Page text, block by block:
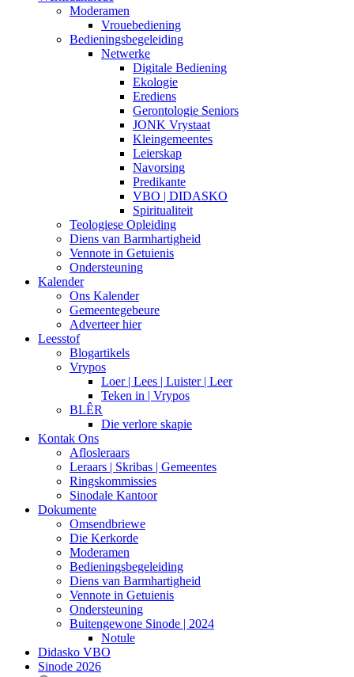
Moderamen
Vrouebediening
Bedieningsbegeleiding
Netwerke
Digitale Bediening
Ekologie
Erediens
Gerontologie Seniors
JONK Vrystaat
Kleingemeentes
Leierskap
Navorsing
Predikante
VBO | DIDASKO
Spiritualiteit
Teologiese Opleiding
Diens van Barmhartigheid
Vennote in Getuienis
Ondersteuning
Kalender
Ons Kalender
Gemeentegebeure
Adverteer hier
Leesstof
Blogartikels
Vrypos
Loer | Lees | Luister | Leer
Teken in | Vrypos
BLÊR
Die verlore skapie
Kontak Ons
Aflosleraars
Leraars | Skribas | Gemeentes
Ringskommissies
Sinodale Kantoor
Dokumente
Omsendbriewe
Die Kerkorde
Moderamen
Bedieningsbegeleiding
Diens van Barmhartigheid
Vennote in Getuienis
Ondersteuning
Buitengewone Sinode | 2024
Notule
Didasko VBO
Sinode 2026